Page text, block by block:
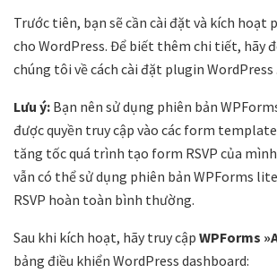
Trước tiên, bạn sẽ cần cài đặt và kích hoạt
cho WordPress. Để biết thêm chi tiết, hãy
chúng tôi về cách cài đặt plugin WordPress .
Lưu ý: Bạn nên sử dụng phiên bản
được quyền truy cập vào các form
tăng tốc quá trình tạo form RSVP của
vẫn có thể sử dụng phiên bản WPForms
RSVP hoàn toàn bình thường.
Sau khi kích hoạt, hãy truy cập WPForms
bảng điều khiển WordPress dashboard: